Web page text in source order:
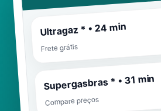
Ultragaz * • 24 min
Frete grátis
Supergasbras * • 31 min
Compare preços